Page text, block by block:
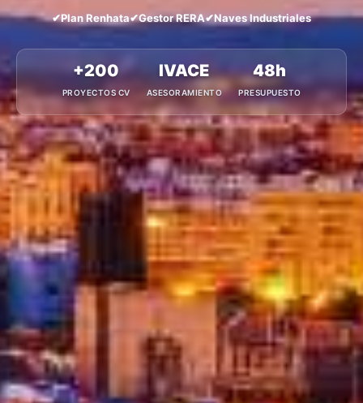
✔Plan Renhata✔Gestor RERA✔Naves Industriales
+200
PROYECTOS CV
IVACE
ASESORAMIENTO
48h
PRESUPUESTO